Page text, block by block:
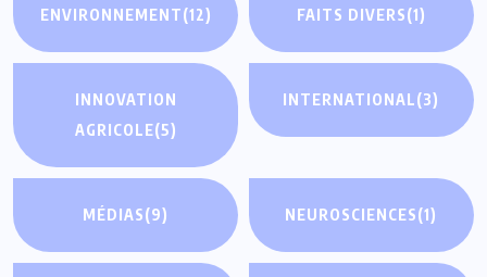
ENVIRONNEMENT(12) FAITS DIVERS(1)
INNOVATION
AGRICOLE(5)
INTERNATIONAL(3)
MÉDIAS(9) NEUROSCIENCES(1)